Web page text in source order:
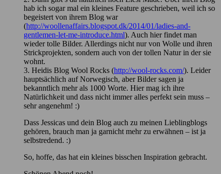
hab ich sogar mal ein kleines Feature geschrieben, weil ich so
begeistert von ihrem Blog war
(http://woollenaffairs.blogspot.dk/2014/01/ladies-and-
gentlemen-let-me-introduce.html). Auch hier findet man
wieder tolle Bilder. Allerdings nicht nur von Wolle und ihren
Strickprojekten, sondern auch von der tollen Natur in der sie
wohnt.
3. Heidis Blog Wool Rocks (http://wool-rocks.com/). Leider
hauptsächlich auf Norwegisch, aber Bilder sagen ja
bekanntlich mehr als 1000 Worte. Hier mag ich ihre
Natürlichkeit und dass nicht immer alles perfekt sein muss –
sehr angenehm! :)
Dass Jessicas und dein Blog auch zu meinen Lieblingblogs
gehören, brauch man ja garnicht mehr zu erwähnen – ist ja
selbstredend. :)
So, hoffe, das hat ein kleines bisschen Inspiration gebracht.